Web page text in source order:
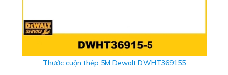
Thước cuộn thép 5M Dewalt DWHT369155